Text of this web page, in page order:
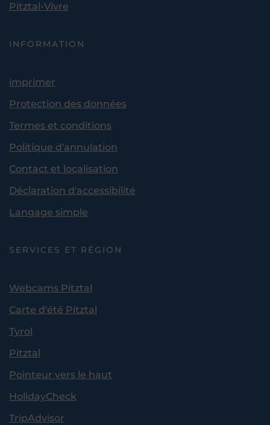
Pitztal-Vivre
INFORMATION
imprimer
Protection des données
Termes et conditions
Politique d'annulation
Contact et localisation
Déclaration d'accessibilité
Langage simple
SERVICES ET RÉGION
Webcams Pitztal
Carte d'été Pitztal
Tyrol
Pitztal
Pointeur vers le haut
HolidayCheck
TripAdvisor